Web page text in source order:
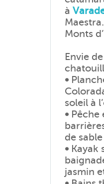
à
Monts
Envie
•
soleil à
• Pêche
de
• Kayak
jasmin